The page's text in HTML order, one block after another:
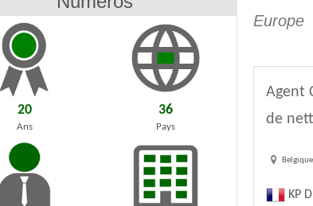
Europe
Agent
de
KP
20
Ans
36
Pays